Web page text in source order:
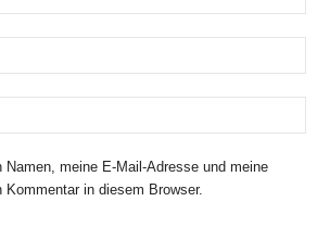
Namen, meine E-Mail-Adresse und meine
in diesem Browser.